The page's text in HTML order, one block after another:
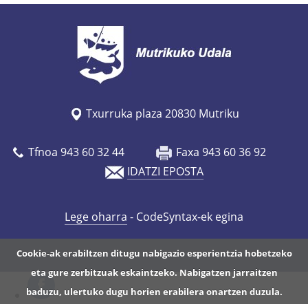
Cookie-ak erabiltzen ditugu nabigazio esperientzia hobetzeko
eta gure zerbitzuak eskaintzeko. Nabigatzen jarraitzen
baduzu, ulertuko dugu horien erabilera onartzen duzula.
Txurruka plaza 20830 Mutriku
Tfnoa 943 60 32 44
Faxa 943 60 36 92
IDATZI EPOSTA
Lege oharra - CodeSyntax-ek egina